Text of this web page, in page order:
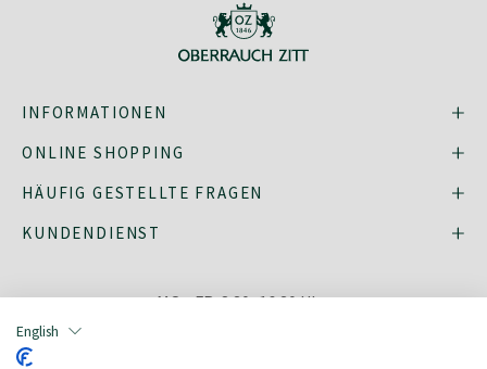
English
INFORMATIONEN
ONLINE SHOPPING
HÄUFIG GESTELLTE FRAGEN
KUNDENDIENST
MO - FR: 8:30–16:30 Uhr,